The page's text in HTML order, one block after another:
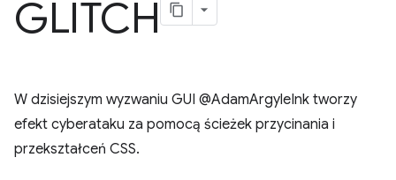
GLITCH
W dzisiejszym wyzwaniu GUI @AdamArgyleInk tworzy
efekt cyberataku za pomocą ścieżek przycinania i
przekształceń CSS.